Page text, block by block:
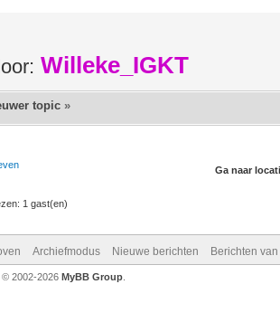
Willeke_IGKT
topic »
Ga naar
1 gast(en)
Archiefmodus Nieuwe berichten Berichten
, © 2002-2026 MyBB Group